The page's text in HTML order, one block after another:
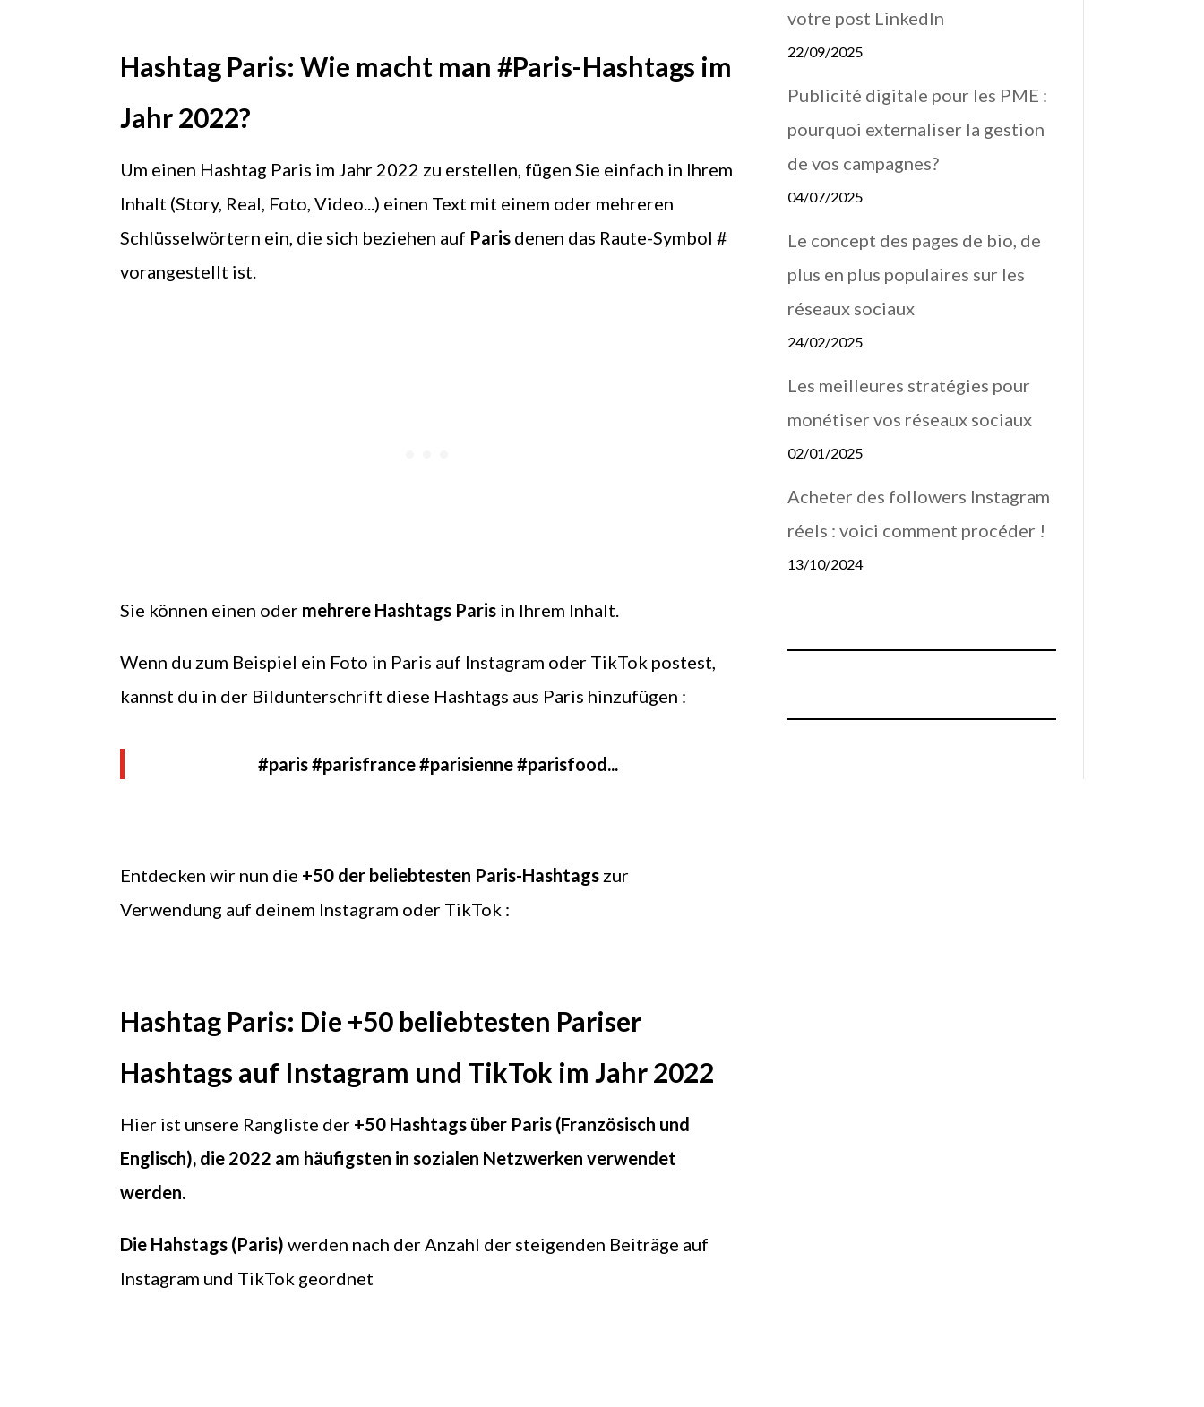
Hashtag Paris: Wie macht man #Paris-Hashtags im
Jahr 2022?
Um einen Hashtag Paris im Jahr 2022 zu erstellen, fügen Sie einfach in Ihrem
Inhalt (Story, Real, Foto, Video...) einen Text mit einem oder mehreren
Schlüsselwörtern ein, die sich beziehen auf Paris denen das Raute-Symbol #
vorangestellt ist.
Sie können einen oder mehrere Hashtags Paris in Ihrem Inhalt.
Wenn du zum Beispiel ein Foto in Paris auf Instagram oder TikTok postest,
kannst du in der Bildunterschrift diese Hashtags aus Paris hinzufügen :
#paris #parisfrance #parisienne #parisfood...
Entdecken wir nun die +50 der beliebtesten Paris-Hashtags zur
Verwendung auf deinem Instagram oder TikTok :
Hashtag Paris: Die +50 beliebtesten Pariser
Hashtags auf Instagram und TikTok im Jahr 2022
Hier ist unsere Rangliste der +50 Hashtags über Paris (Französisch und
Englisch), die 2022 am häufigsten in sozialen Netzwerken verwendet
werden.
Die Hahstags (Paris) werden nach der Anzahl der steigenden Beiträge auf
Instagram und TikTok geordnet
votre post LinkedIn
22/09/2025
Publicité digitale pour les PME :
pourquoi externaliser la gestion
de vos campagnes?
04/07/2025
Le concept des pages de bio, de
plus en plus populaires sur les
réseaux sociaux
24/02/2025
Les meilleures stratégies pour
monétiser vos réseaux sociaux
02/01/2025
Acheter des followers Instagram
réels : voici comment procéder !
13/10/2024